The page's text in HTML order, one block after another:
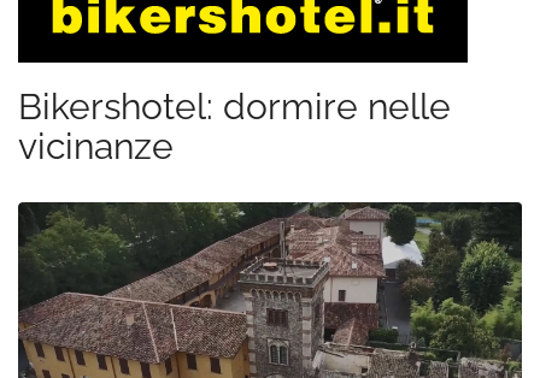
Bikershotel: dormire nelle
vicinanze